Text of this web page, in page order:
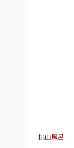
桃山風呂